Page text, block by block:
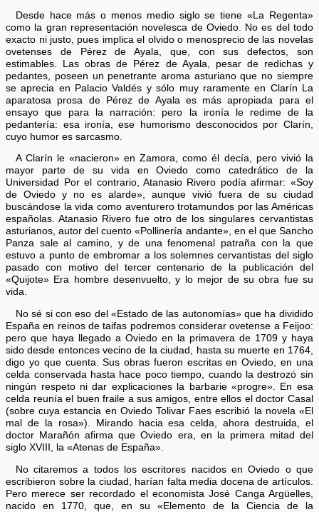
Desde hace más o menos medio siglo se tiene «La Regenta»
como la gran representación novelesca de Oviedo. No es del todo
exacto ni justo, pues implica el olvido o menosprecio de las novelas
ovetenses de Pérez de Ayala, que, con sus defectos, son
estimables. Las obras de Pérez de Ayala, pesar de redichas y
pedantes, poseen un penetrante aroma asturiano que no siempre
se aprecia en Palacio Valdés y sólo muy raramente en Clarín La
aparatosa prosa de Pérez de Ayala es más apropiada para el
ensayo que para la narración: pero la ironía le redime de la
pedantería: esa ironía, ese humorismo desconocidos por Clarín,
cuyo humor es sarcasmo.
A Clarín le «nacieron» en Zamora, como él decía, pero vivió la
mayor parte de su vida en Oviedo como catedrático de la
Universidad Por el contrario, Atanasio Rivero podía afirmar: «Soy
de Oviedo y no es alarde», aunque vivió fuera de su ciudad
buscándose la vida como aventurero trotamundos por las Américas
españolas. Atanasio Rivero fue otro de los singulares cervantistas
asturianos, autor del cuento «Pollinería andante», en el que Sancho
Panza sale al camino, y de una fenomenal patraña con la que
estuvo a punto de embromar a los solemnes cervantistas del siglo
pasado con motivo del tercer centenario de la publicación del
«Quijote» Era hombre desenvuelto, y lo mejor de su obra fue su
vida.
No sé si con eso del «Estado de las autonomías» que ha dividido
España en reinos de taifas podremos considerar ovetense a Feijoo:
pero que haya llegado a Oviedo en la primavera de 1709 y haya
sido desde entonces vecino de la ciudad, hasta su muerte en 1764,
digo yo que cuenta. Sus obras fueron escritas en Oviedo, en una
celda conservada hasta hace poco tiempo, cuando la destrozó sin
ningún respeto ni dar explicaciones la barbarie «progre». En esa
celda reunía el buen fraile a sus amigos, entre ellos el doctor Casal
(sobre cuya estancia en Oviedo Tolivar Faes escribió la novela «El
mal de la rosa»). Mirando hacia esa celda, ahora destruida, el
doctor Marañón afirma que Oviedo era, en la primera mitad del
siglo XVIII, la «Atenas de España».
No citaremos a todos los escritores nacidos en Oviedo o que
escribieron sobre la ciudad, harían falta media docena de artículos.
Pero merece ser recordado el economista José Canga Argüelles,
nacido en 1770, que, en su «Elemento de la Ciencia de la